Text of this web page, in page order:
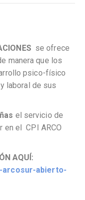
se ofrece
manera que los
psico-físico
laboral de sus
el servicio de
en el CPI ARCO
AQUÍ:
arcosur-abierto-